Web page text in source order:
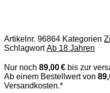
Artikelnr. 96864 Kategorien
Schlagwort Ab 18 Jahren
Nur noch 89,00 € bis zur
Ab einem Bestellwert von
Versandkosten.*